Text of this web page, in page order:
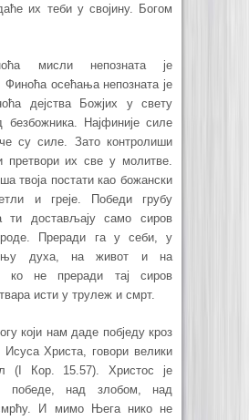
их теби у својину. Богом
мисли непозната је
Финоћа осећања непозната је
дејства Божјих у свету
безбожника. Најфиније силе
су силе. Зато контролиши
претвори их све у молитве.
твоја постати као божански
и греје. Победи грубу
ти достављају само сиров
Преради га у себи, у
духа, на живот и на
ко не преради тај сиров
исти у трулеж и смрт.
који нам даде побједу кроз
Исуса Христа, говори велики
(I Кор. 15.57). Христос је
победе, над злобом, над
И мимо Њега нико не